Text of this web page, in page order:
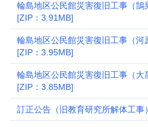
輪島地区公民館災害復旧工事（鵠
[ZIP：3.91MB]
輪島地区公民館災害復旧工事（河
[ZIP：3.95MB]
輪島地区公民館災害復旧工事（大
[ZIP：3.85MB]
訂正公告（旧教育研究所解体工事）